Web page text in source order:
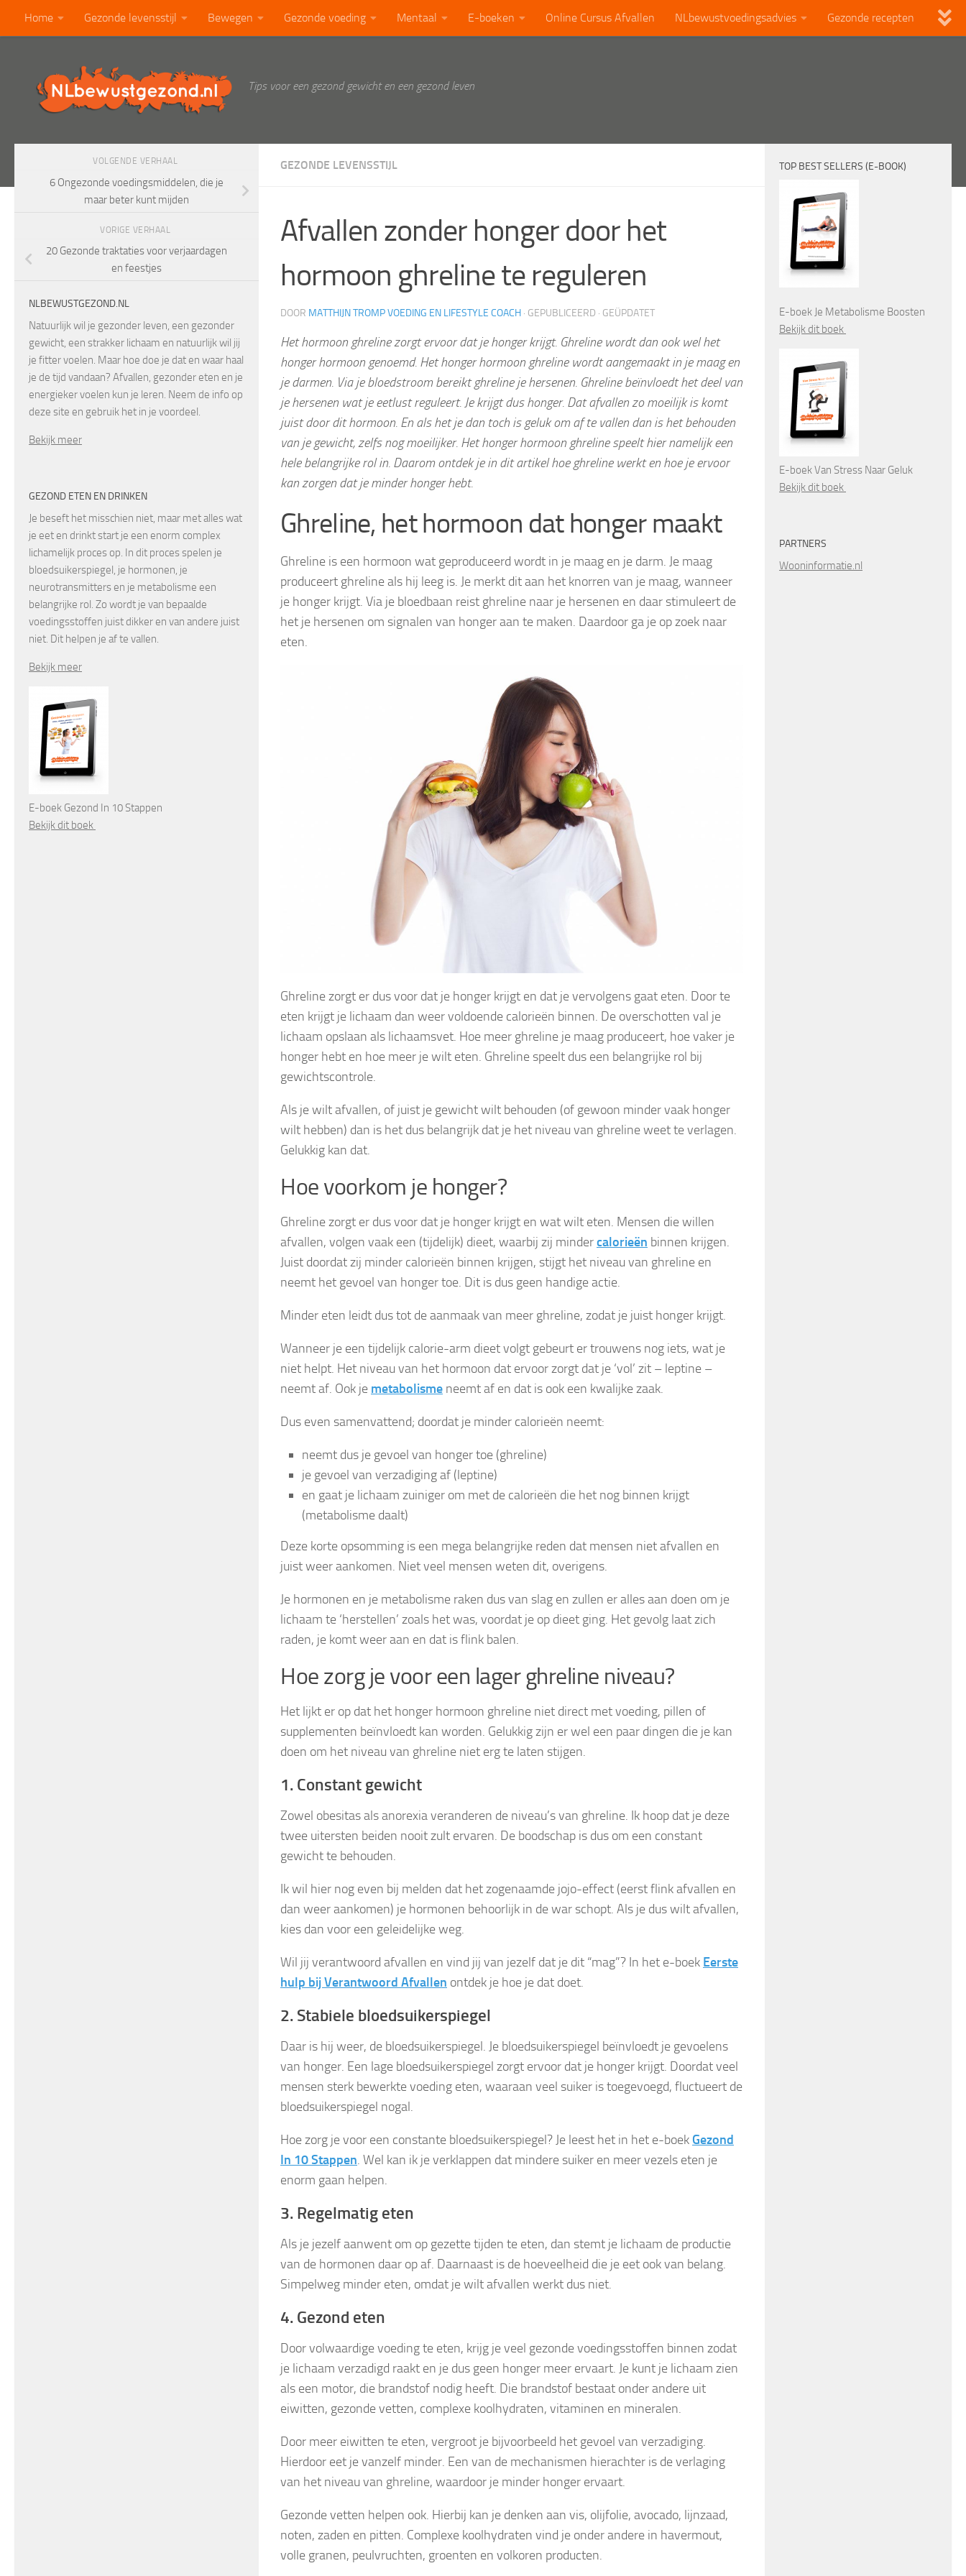
Doorgaan naar inhoud
Home Gezonde levensstijl Bewegen Gezonde voeding Mentaal E-boeken Online Cursus Afvallen NLbewustvoedingsadvies Gezonde recepten
Tips voor een gezond gewicht en een gezond leven
GEZONDE LEVENSSTIJL
Afvallen zonder honger door het
hormoon ghreline te reguleren
DOOR MATTHIJN TROMP VOEDING EN LIFESTYLE COACH · GEPUBLICEERD · GEÜPDATET
Het hormoon ghreline zorgt ervoor dat je honger krijgt. Ghreline wordt dan ook wel het
honger hormoon genoemd. Het honger hormoon ghreline wordt aangemaakt in je maag en
je darmen. Via je bloedstroom bereikt ghreline je hersenen. Ghreline beïnvloedt het deel van
je hersenen wat je eetlust reguleert. Je krijgt dus honger. Dat afvallen zo moeilijk is komt
juist door dit hormoon. En als het je dan toch is geluk om af te vallen dan is het behouden
van je gewicht, zelfs nog moeilijker. Het honger hormoon ghreline speelt hier namelijk een
hele belangrijke rol in. Daarom ontdek je in dit artikel hoe ghreline werkt en hoe je ervoor
kan zorgen dat je minder honger hebt.
Ghreline, het hormoon dat honger maakt
Ghreline is een hormoon wat geproduceerd wordt in je maag en je darm. Je maag
produceert ghreline als hij leeg is. Je merkt dit aan het knorren van je maag, wanneer
je honger krijgt. Via je bloedbaan reist ghreline naar je hersenen en daar stimuleert de
het je hersenen om signalen van honger aan te maken. Daardoor ga je op zoek naar
eten.
Ghreline zorgt er dus voor dat je honger krijgt en dat je vervolgens gaat eten. Door te
eten krijgt je lichaam dan weer voldoende calorieën binnen. De overschotten val je
lichaam opslaan als lichaamsvet. Hoe meer ghreline je maag produceert, hoe vaker je
honger hebt en hoe meer je wilt eten. Ghreline speelt dus een belangrijke rol bij
gewichtscontrole.
Als je wilt afvallen, of juist je gewicht wilt behouden (of gewoon minder vaak honger
wilt hebben) dan is het dus belangrijk dat je het niveau van ghreline weet te verlagen.
Gelukkig kan dat.
Hoe voorkom je honger?
Ghreline zorgt er dus voor dat je honger krijgt en wat wilt eten. Mensen die willen
afvallen, volgen vaak een (tijdelijk) dieet, waarbij zij mindercalorieën binnen krijgen.
Juist doordat zij minder calorieën binnen krijgen, stijgt het niveau van ghreline en
neemt het gevoel van honger toe. Dit is dus geen handige actie.
Minder eten leidt dus tot de aanmaak van meer ghreline, zodat je juist honger krijgt.
Wanneer je een tijdelijk calorie-arm dieet volgt gebeurt er trouwens nog iets, wat je
niet helpt. Het niveau van het hormoon dat ervoor zorgt dat je ‘vol’ zit – leptine –
neemt af. Ook je metabolisme neemt af en dat is ook een kwalijke zaak.
Dus even samenvattend; doordat je minder calorieën neemt:
neemt dus je gevoel van honger toe (ghreline)
je gevoel van verzadiging af (leptine)
en gaat je lichaam zuiniger om met de calorieën die het nog binnen krijgt
(metabolisme daalt)
Deze korte opsomming is een mega belangrijke reden dat mensen niet afvallen en
juist weer aankomen. Niet veel mensen weten dit, overigens.
Je hormonen en je metabolisme raken dus van slag en zullen er alles aan doen om je
lichaam te ‘herstellen’ zoals het was, voordat je op dieet ging. Het gevolg laat zich
raden, je komt weer aan en dat is flink balen.
Hoe zorg je voor een lager ghreline niveau?
Het lijkt er op dat het honger hormoon ghreline niet direct met voeding, pillen of
supplementen beïnvloedt kan worden. Gelukkig zijn er wel een paar dingen die je kan
doen om het niveau van ghreline niet erg te laten stijgen.
1. Constant gewicht
Zowel obesitas als anorexia veranderen de niveau’s van ghreline. Ik hoop dat je deze
twee uitersten beiden nooit zult ervaren. De boodschap is dus om een constant
gewicht te behouden.
Ik wil hier nog even bij melden dat het zogenaamde jojo-effect (eerst flink afvallen en
dan weer aankomen) je hormonen behoorlijk in de war schopt. Als je dus wilt afvallen,
kies dan voor een geleidelijke weg.
Wil jij verantwoord afvallen en vind jij van jezelf dat je dit “mag”? In het e-boek Eerste
hulp bij Verantwoord Afvallen ontdek je hoe je dat doet.
2. Stabiele bloedsuikerspiegel
Daar is hij weer, de bloedsuikerspiegel. Je bloedsuikerspiegel beïnvloedt je gevoelens
van honger. Een lage bloedsuikerspiegel zorgt ervoor dat je honger krijgt. Doordat veel
mensen sterk bewerkte voeding eten, waaraan veel suiker is toegevoegd, fluctueert de
bloedsuikerspiegel nogal.
Hoe zorg je voor een constante bloedsuikerspiegel? Je leest het in het e-boek Gezond
In 10 Stappen. Wel kan ik je verklappen dat mindere suiker en meer vezels eten je
enorm gaan helpen.
3. Regelmatig eten
Als je jezelf aanwent om op gezette tijden te eten, dan stemt je lichaam de productie
van de hormonen daar op af. Daarnaast is de hoeveelheid die je eet ook van belang.
Simpelweg minder eten, omdat je wilt afvallen werkt dus niet.
4. Gezond eten
Door volwaardige voeding te eten, krijg je veel gezonde voedingsstoffen binnen zodat
je lichaam verzadigd raakt en je dus geen honger meer ervaart. Je kunt je lichaam zien
als een motor, die brandstof nodig heeft. Die brandstof bestaat onder andere uit
eiwitten, gezonde vetten, complexe koolhydraten, vitaminen en mineralen.
Door meer eiwitten te eten, vergroot je bijvoorbeeld het gevoel van verzadiging.
Hierdoor eet je vanzelf minder. Een van de mechanismen hierachter is de verlaging
van het niveau van ghreline, waardoor je minder honger ervaart.
Gezonde vetten helpen ook. Hierbij kan je denken aan vis, olijfolie, avocado, lijnzaad,
noten, zaden en pitten. Complexe koolhydraten vind je onder andere in havermout,
volle granen, peulvruchten, groenten en volkoren producten.
VOLGENDE VERHAAL
6 Ongezonde voedingsmiddelen, die je
maar beter kunt mijden
VORIGE VERHAAL
20 Gezonde traktaties voor verjaardagen
en feestjes
NLBEWUSTGEZOND.NL
Natuurlijk wil je gezonder leven, een gezonder
gewicht, een strakker lichaam en natuurlijk wil jij
je fitter voelen. Maar hoe doe je dat en waar haal
je de tijd vandaan? Afvallen, gezonder eten en je
energieker voelen kun je leren. Neem de info op
deze site en gebruik het in je voordeel.
Bekijk meer
GEZOND ETEN EN DRINKEN
Je beseft het misschien niet, maar met alles wat
je eet en drinkt start je een enorm complex
lichamelijk proces op. In dit proces spelen je
bloedsuikerspiegel, je hormonen, je
neurotransmitters en je metabolisme een
belangrijke rol. Zo wordt je van bepaalde
voedingsstoffen juist dikker en van andere juist
niet. Dit helpen je af te vallen.
Bekijk meer
E-boek Gezond In 10 Stappen
Bekijk dit boek
TOP BEST SELLERS (E-BOOK)
E-boek Je Metabolisme Boosten
Bekijk dit boek
E-boek Van Stress Naar Geluk
Bekijk dit boek
PARTNERS
Wooninformatie.nl